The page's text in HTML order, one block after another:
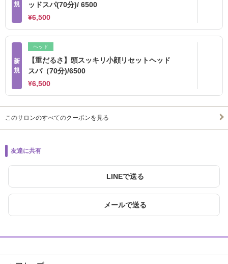
規
ッドスパ(70分)/ 6500
¥6,500
新
規
ヘッド
【重だるさ】頭スッキリ小顔リセットヘッド
スパ（70分)/6500
¥6,500
このサロンのすべてのクーポンを見る
友達に共有
LINEで送る
メールで送る